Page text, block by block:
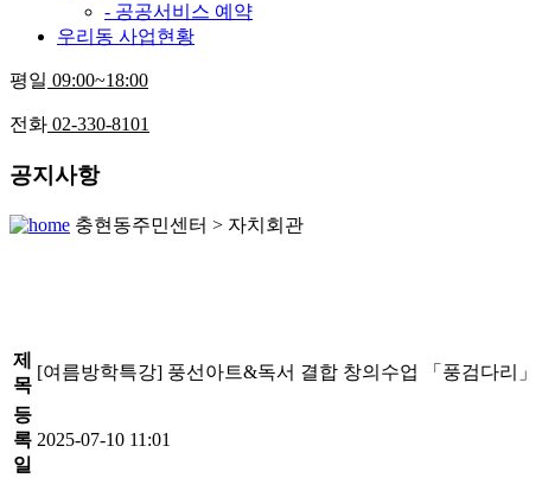
- 공공서비스 예약
우리동 사업현황
평일 09:00~18:00
전화 02-330-8101
공지사항
충현동주민센터 > 자치회관
제
목
[여름방학특강] 풍선아트&독서 결합 창의수업 「풍검다리」
등
록
일
2025-07-10 11:01